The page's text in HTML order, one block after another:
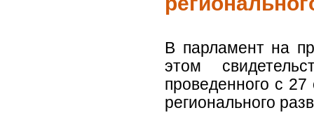
В парламент на
этом
проведенного с
регионального